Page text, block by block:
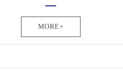
MORE+